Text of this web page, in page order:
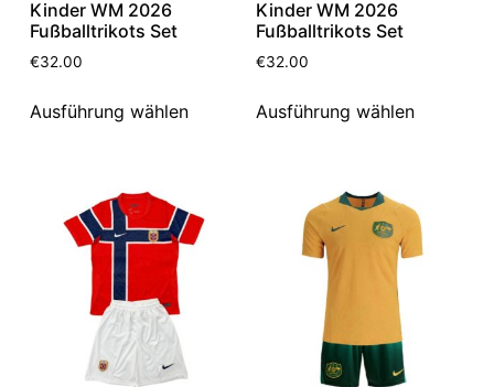
Kinder WM 2026
Fußballtrikots Set
€32.00
Ausführung wählen
Kinder WM 2026
Fußballtrikots Set
€32.00
Ausführung wählen